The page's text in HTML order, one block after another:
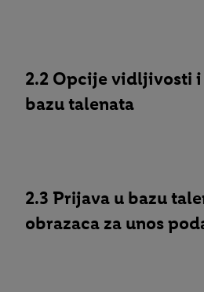
2.2 Opcije vidljivosti
bazu talenata
2.3 Prijava u bazu
obrazaca za unos